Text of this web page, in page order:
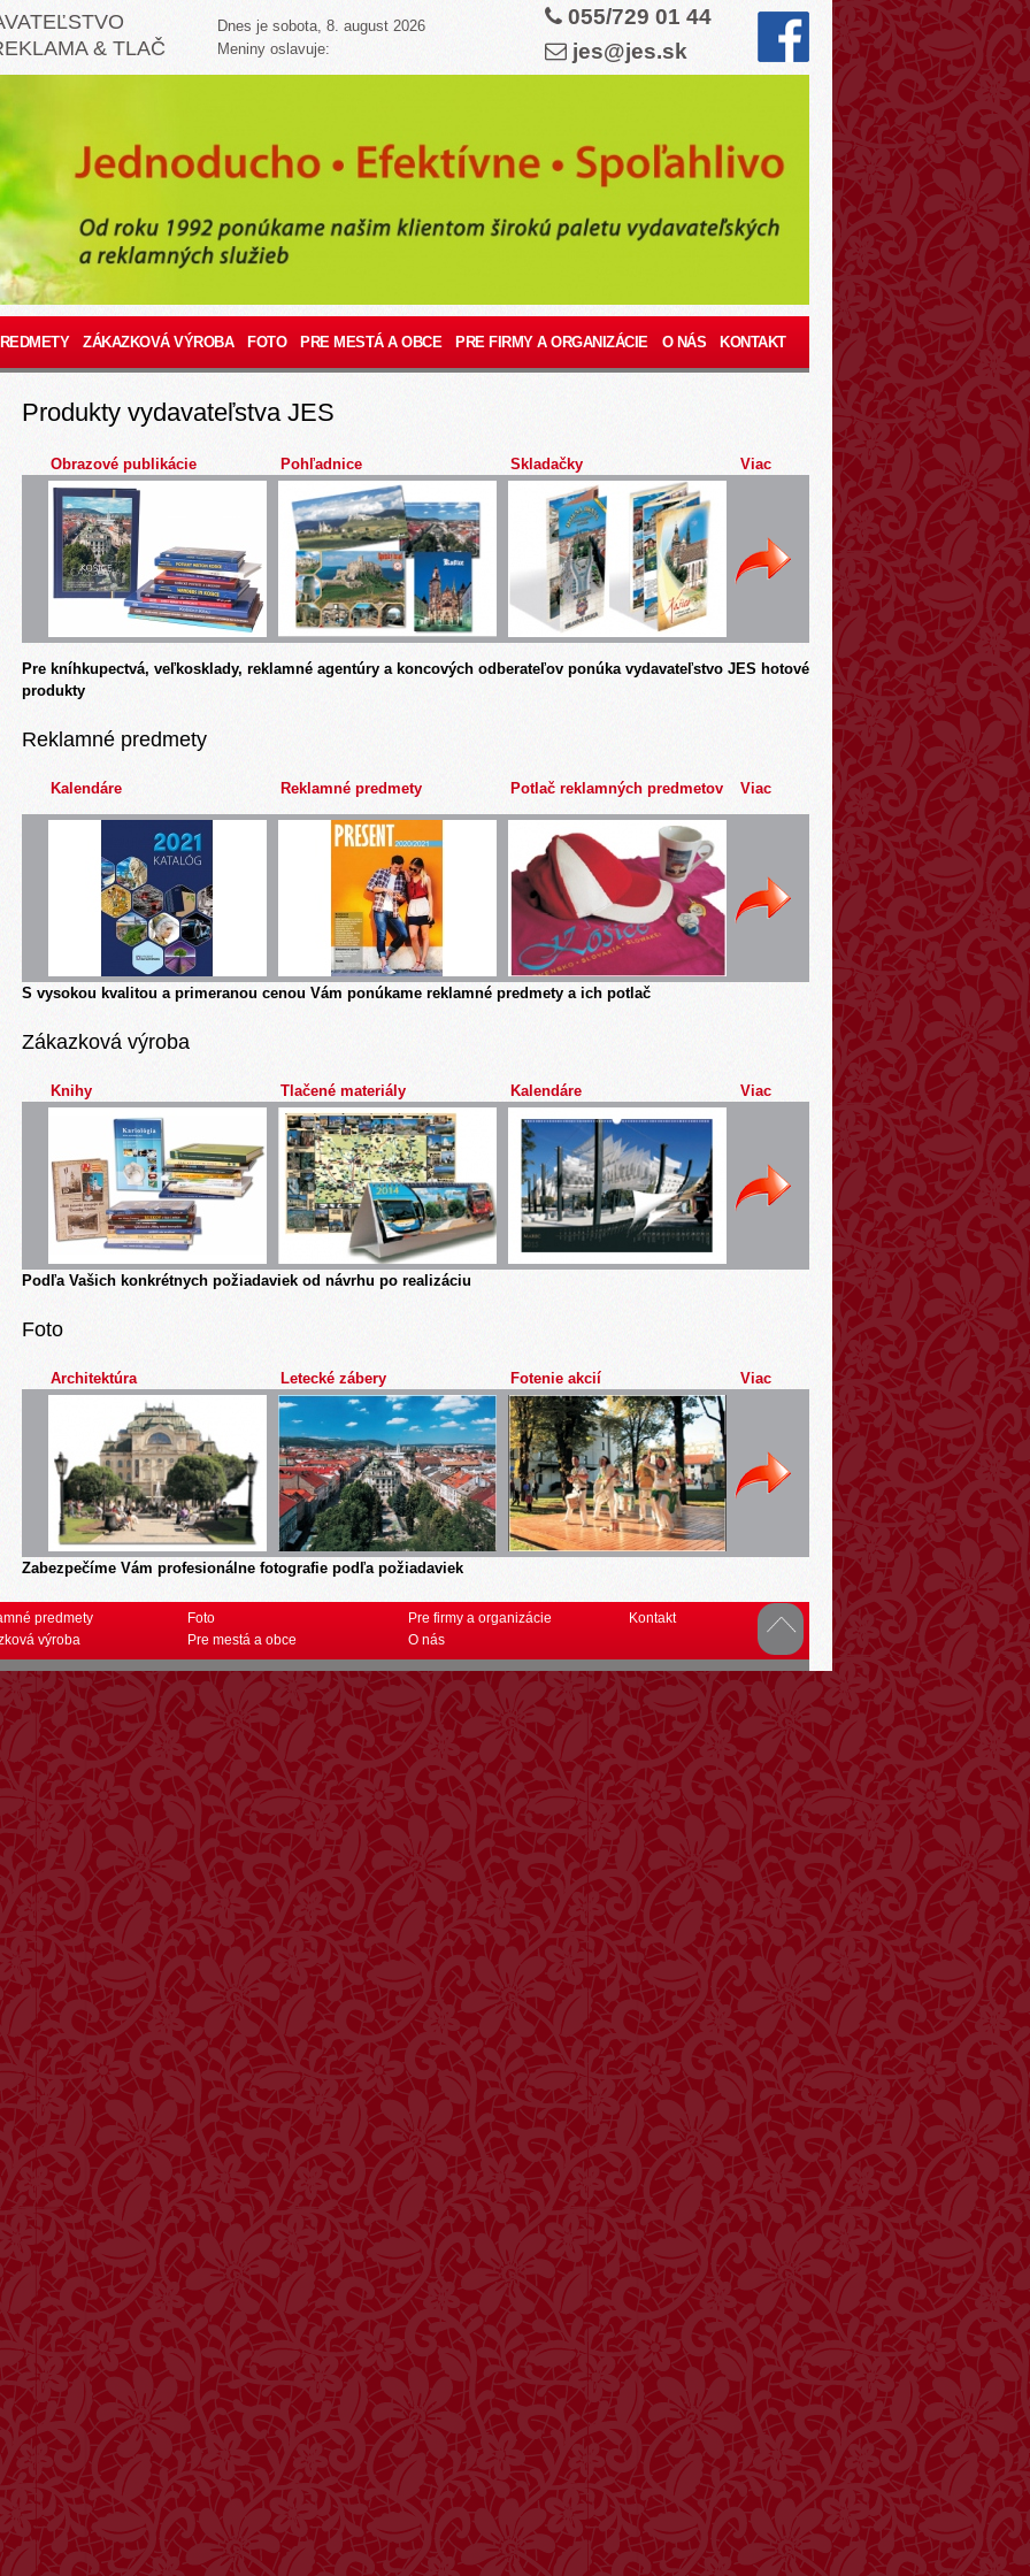
& TLAČ
Dnes je sobota, 8. august 2026
Meniny oslavuje:
055/729 01 44
jes@jes.sk
ZÁKAZKOVÁ VÝROBA FOTO PRE MESTÁ A OBCE PRE FIRMY A ORGANIZÁCIE O NÁS KONTAKT
Produkty vydavateľstva JES
Obrazové publikácie Pohľadnice Skladačky Viac
Pre kníhkupectvá, veľkosklady, reklamné agentúry a koncových odberateľov ponúka vydavateľstvo JES hotové
produkty
Reklamné predmety
Kalendáre Reklamné predmety Potlač reklamných predmetov Viac
S vysokou kvalitou a primeranou cenou Vám ponúkame reklamné predmety a ich potlač
Zákazková výroba
Knihy Tlačené materiály Kalendáre Viac
Podľa Vašich konkrétnych požiadaviek od návrhu po realizáciu
Foto
Architektúra Letecké zábery Fotenie akcií Viac
Zabezpečíme Vám profesionálne fotografie podľa požiadaviek
predmety
výroba
Foto
Pre mestá a obce
Pre firmy a organizácie
O nás
Kontakt